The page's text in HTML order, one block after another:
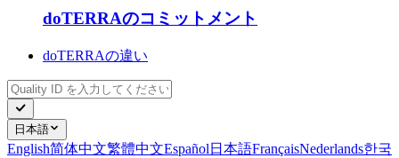
doTERRAのコミットメント
doTERRAの違い
日本語
English简体中文繁體中文Español 日本語FrançaisNederlands한국